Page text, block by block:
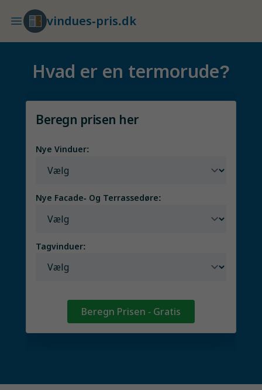
vindues-pris.dk
Hvad er en termorude?
Beregn prisen her
Nye Vinduer:
Nye Facade- Og Terrassedøre:
Tagvinduer:
Beregn Prisen - Gratis